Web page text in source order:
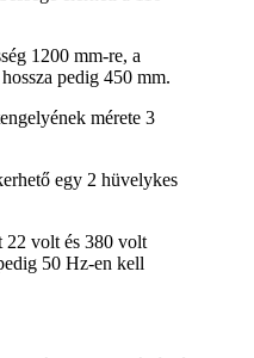
1200 mm-re, a
pedig 450 mm.
mérete 3
egy 2 hüvelykes
22 volt és 380 volt
50 Hz-en kell